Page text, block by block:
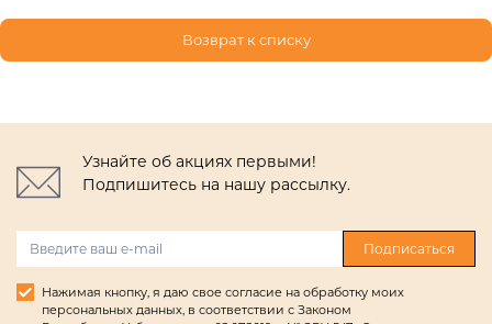
Возврат к списку
Узнайте об акциях первыми!
Подпишитесь на нашу рассылку.
Подписаться
Нажимая кнопку, я даю свое согласие на обработку моих
персональных данных, в соответствии с Законом